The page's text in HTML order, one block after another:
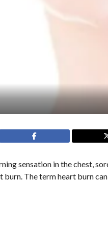
sensation in the chest,
burn. The term heart burn